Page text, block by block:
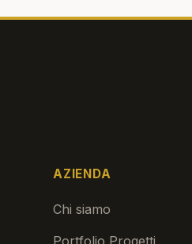
AZIENDA
Chi siamo
Portfolio Progetti